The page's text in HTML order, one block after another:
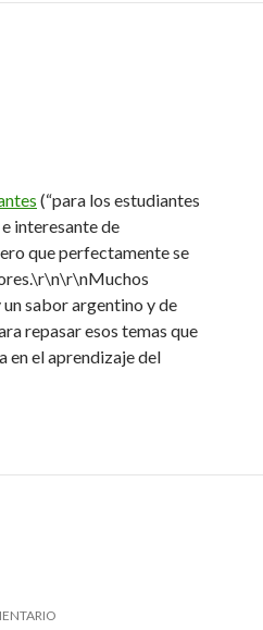
(“para los estudiantes
interesante de
que perfectamente se
un sabor argentino y de
repasar esos temas que
en el aprendizaje del